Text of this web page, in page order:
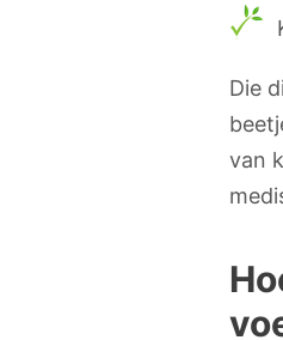
Die
van